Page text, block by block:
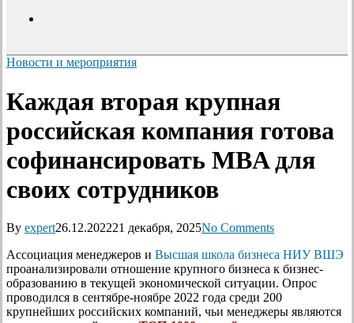
Новости и мероприятия
Каждая вторая крупная
российская компания готова
софинансировать MBA для
своих сотрудников
By expert26.12.202221 декабря, 2025No Comments
Ассоциация менеджеров и Высшая школа бизнеса НИУ ВШЭ
проанализировали отношение крупного бизнеса к бизнес-
образованию в текущей экономической ситуации. Опрос
проводился в сентябре-ноябре 2022 года среди 200
крупнейших российских компаний, чьи менеджеры являются